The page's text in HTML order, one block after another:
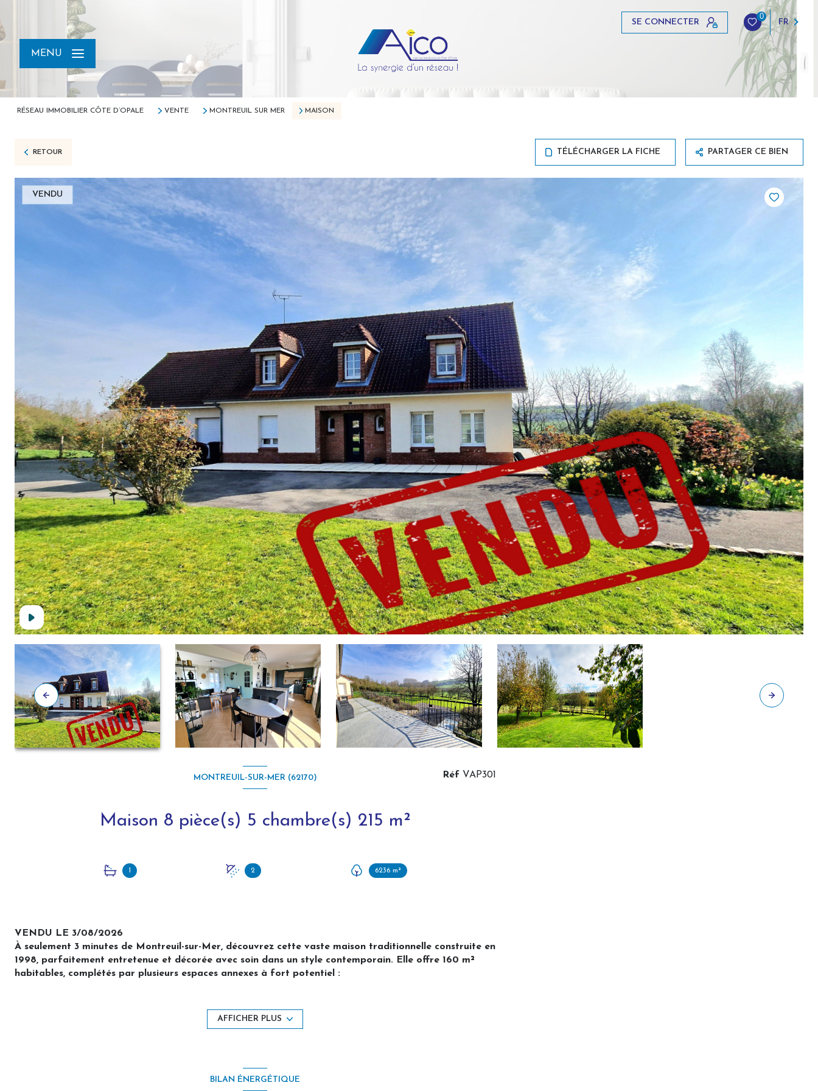
SE CONNECTER
0
FR
MENU
RÉSEAU IMMOBILIER CÔTE D’OPALE VENTE MONTREUIL SUR MER MAISON
RETOUR TÉLÉCHARGER LA FICHE PARTAGER CE BIEN
VENDU
MONTREUIL-SUR-MER (62170)
Maison 8 pièce(s) 5 chambre(s) 215 m²
1 2 6236 m²
Réf VAP301
VENDU LE 3/08/2026
À seulement 3 minutes de Montreuil-sur-Mer, découvrez cette vaste maison traditionnelle construite en
1998, parfaitement entretenue et décorée avec soin dans un style contemporain. Elle offre 160 m²
habitables, complétés par plusieurs espaces annexes à fort potentiel :
AFFICHER PLUS
BILAN ÉNERGÉTIQUE